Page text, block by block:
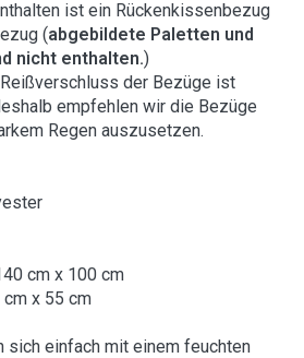
ist ein Rückenkissenbezug
(abgebildete Paletten und
nicht enthalten.)
Reißverschluss der Bezüge ist
empfehlen wir die Bezüge
Regen auszusetzen.
cm x 100 cm
cm x 55 cm
sich einfach mit einem feuchten